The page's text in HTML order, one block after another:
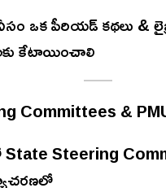
ఒక పీరియడ్ కథలు &
కేటాయించాలి
Committees &
State Steering